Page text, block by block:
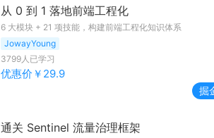
从 0 到 1 落地前端工程化
6 大模块 + 21 项技能，构建前端工程化知识体系
JowayYoung
3799人已学习
优惠价￥ 29.9
掘
通关 Sentinel 流量治理框架